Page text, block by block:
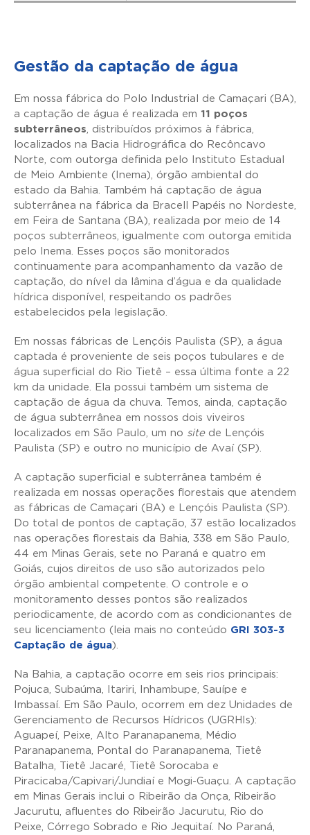
Gestão da captação de água
Em nossa fábrica do Polo Industrial de Camaçari (BA),
a captação de água é realizada em 11 poços
subterrâneos , distribuídos próximos à fábrica,
localizados na Bacia Hidrográfica do Recôncavo
Norte, com outorga definida pelo Instituto Estadual
de Meio Ambiente (Inema), órgão ambiental do
estado da Bahia. Também há captação de água
subterrânea na fábrica da Bracell Papéis no Nordeste,
em Feira de Santana (BA), realizada por meio de 14
poços subterrâneos, igualmente com outorga emitida
pelo Inema. Esses poços são monitorados
continuamente para acompanhamento da vazão de
captação, do nível da lâmina d’água e da qualidade
hídrica disponível, respeitando os padrões
estabelecidos pela legislação.
Em nossas fábricas de Lençóis Paulista (SP), a água
captada é proveniente de seis poços tubulares e de
água superficial do Rio Tietê – essa última fonte a 22
km da unidade. Ela possui também um sistema de
captação de água da chuva. Temos, ainda, captação
de água subterrânea em nossos dois viveiros
localizados em São Paulo, um no site de Lençóis
Paulista (SP) e outro no município de Avaí (SP).
A captação superficial e subterrânea também é
realizada em nossas operações florestais que atendem
as fábricas de Camaçari (BA) e Lençóis Paulista (SP).
Do total de pontos de captação, 37 estão localizados
nas operações florestais da Bahia, 338 em São Paulo,
44 em Minas Gerais, sete no Paraná e quatro em
Goiás, cujos direitos de uso são autorizados pelo
órgão ambiental competente. O controle e o
monitoramento desses pontos são realizados
periodicamente, de acordo com as condicionantes de
seu licenciamento (leia mais no conteúdo GRI 303-3
Captação de água).
Na Bahia, a captação ocorre em seis rios principais:
Pojuca, Subaúma, Itariri, Inhambupe, Sauípe e
Imbassaí. Em São Paulo, ocorrem em dez Unidades de
Gerenciamento de Recursos Hídricos (UGRHIs):
Aguapeí, Peixe, Alto Paranapanema, Médio
Paranapanema, Pontal do Paranapanema, Tietê
Batalha, Tietê Jacaré, Tietê Sorocaba e
Piracicaba/Capivari/Jundiaí e Mogi-Guaçu. A captação
em Minas Gerais inclui o Ribeirão da Onça, Ribeirão
Jacurutu, afluentes do Ribeirão Jacurutu, Rio do
Peixe, Córrego Sobrado e Rio Jequitaí. No Paraná,